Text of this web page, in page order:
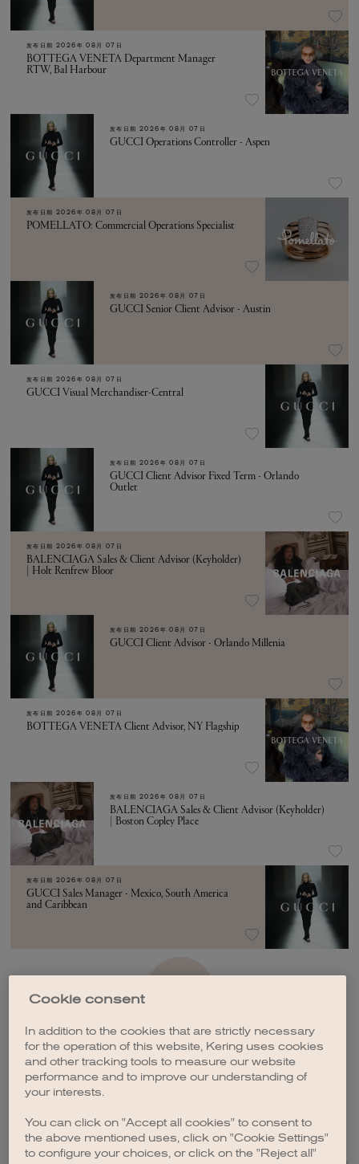
发布日期 2026年 08月 07日
BOTTEGA VENETA Department Manager
RTW, Bal Harbour
发布日期 2026年 08月 07日
GUCCI Operations Controller - Aspen
发布日期 2026年 08月 07日
POMELLATO: Commercial Operations Specialist
发布日期 2026年 08月 07日
GUCCI Senior Client Advisor - Austin
发布日期 2026年 08月 07日
GUCCI Visual Merchandiser-Central
发布日期 2026年 08月 07日
GUCCI Client Advisor Fixed Term - Orlando
Outlet
发布日期 2026年 08月 07日
BALENCIAGA Sales & Client Advisor (Keyholder)
| Holt Renfrew Bloor
发布日期 2026年 08月 07日
GUCCI Client Advisor - Orlando Millenia
发布日期 2026年 08月 07日
BOTTEGA VENETA Client Advisor, NY Flagship
发布日期 2026年 08月 07日
BALENCIAGA Sales & Client Advisor (Keyholder)
| Boston Copley Place
发布日期 2026年 08月 07日
GUCCI Sales Manager - Mexico, South America
and Caribbean
Cookie consent
In addition to the cookies that are strictly necessary
for the operation of this website, Kering uses cookies
and other tracking tools to measure our website
performance and to improve our understanding of
your interests.
You can click on "Accept all cookies" to consent to
the above mentioned uses, click on "Cookie Settings"
to configure your choices, or click on the "Reject all"